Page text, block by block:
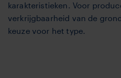
karakteristieken. Voor
verkrijgbaarheid van de
keuze voor het type.